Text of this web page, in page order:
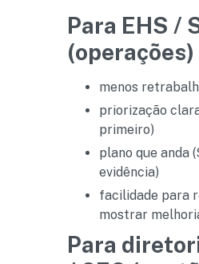
Para EHS /
(operações)
menos
priorização
primeiro)
plano que anda
evidência)
facilidade para
mostrar
Para